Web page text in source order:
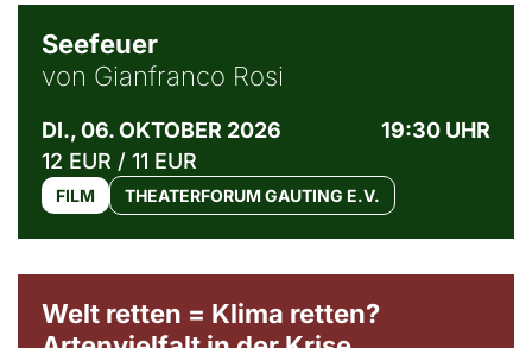
Seefeuer
von Gianfranco Rosi
DI., 06. OKTOBER 2026
19:30 UHR
12 EUR / 11 EUR
FILM THEATERFORUM GAUTING E.V.
Welt retten = Klima retten?